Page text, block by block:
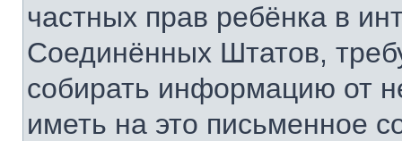
частных прав ребёнка в
Соединённых Штатов,
собирать информацию от
иметь на это письменное